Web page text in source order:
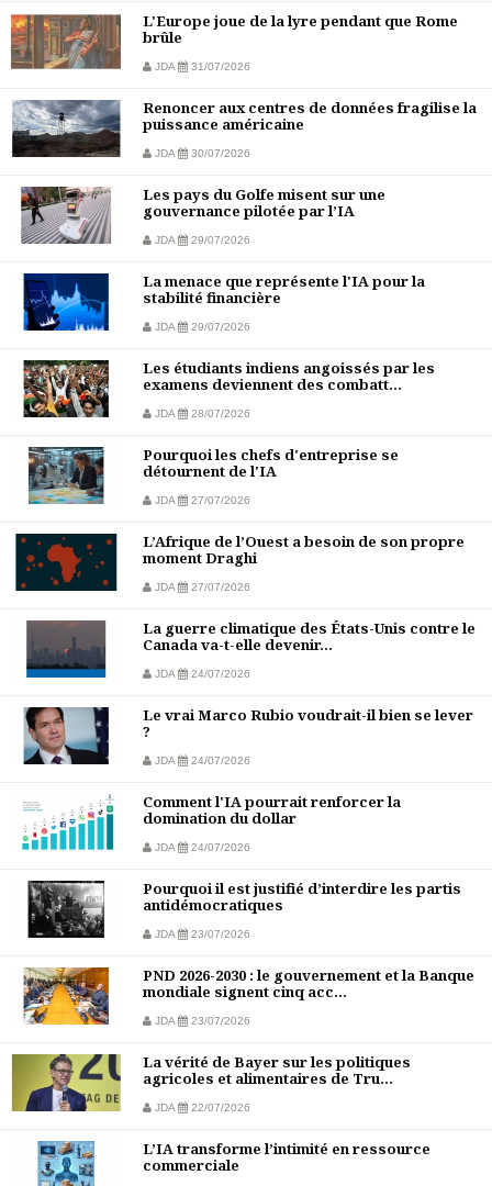
L'Europe joue de la lyre pendant que Rome
brûle
JDA 31/07/2026
Renoncer aux centres de données fragilise la
puissance américaine
JDA 30/07/2026
Les pays du Golfe misent sur une
gouvernance pilotée par l’IA
JDA 29/07/2026
La menace que représente l'IA pour la
stabilité financière
JDA 29/07/2026
Les étudiants indiens angoissés par les
examens deviennent des combatt...
JDA 28/07/2026
Pourquoi les chefs d'entreprise se
détournent de l'IA
JDA 27/07/2026
L’Afrique de l’Ouest a besoin de son propre
moment Draghi
JDA 27/07/2026
La guerre climatique des États-Unis contre le
Canada va-t-elle devenir...
JDA 24/07/2026
Le vrai Marco Rubio voudrait-il bien se lever
?
JDA 24/07/2026
Comment l'IA pourrait renforcer la
domination du dollar
JDA 24/07/2026
Pourquoi il est justifié d’interdire les partis
antidémocratiques
JDA 23/07/2026
PND 2026-2030 : le gouvernement et la Banque
mondiale signent cinq acc...
JDA 23/07/2026
La vérité de Bayer sur les politiques
agricoles et alimentaires de Tru...
JDA 22/07/2026
L’IA transforme l’intimité en ressource
commerciale